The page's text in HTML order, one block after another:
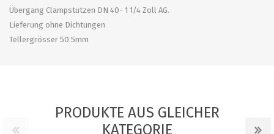
Übergang Clampstutzen DN 40- 1 1/4 Zoll AG.
Lieferung ohne Dichtungen
Tellergrösser 50.5mm
PRODUKTE AUS GLEICHER
KATEGORIE